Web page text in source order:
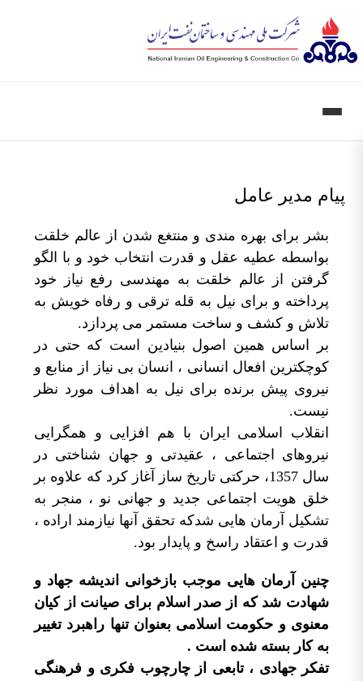
مدیر عامل
بشر برای بهره مندی و منتغع شدن از عالم خلقت
بواسطه عطیه عقل و قدرت انتخاب خود و با الگو
گرفتن از عالم خلقت به مهندسی رفع نیاز خود
پرداخته و برای نیل به قله ترقی و رفاه خویش به
تلاش و کشف و ساخت مستمر می پردازد.
بر اساس همین اصول بنیادین است که حتی در
کوچکترین افعال انسانی ، انسان بی نیاز از منابع و
نیروی پیش برنده برای نیل به اهداف مورد نظر
نیست.
انقلاب اسلامی ایران با هم افزایی و همگرایی
نیروهای اجتماعی ، عقیدتی و جهان شناختی در
سال 1357، حرکتی تاریخ ساز آغاز کرد که علاوه بر
خلق هویت اجتماعی جدید و جهانی نو ، منجر به
تشکیل آرمان هایی شدکه تحقق آنها نیازمند اراده ،
قدرت و اعتقاد راسخ و پایدار بود.
چنین آرمان هایی موجب بازخوانی اندیشه جهاد و
شهادت شد که از صدر اسلام برای صیانت از کیان
معنوی و حکومت اسلامی بعنوان تنها راهبرد تغییر
به کار بسته شده است .
تفکر جهادی ، تابعی از چارچوب فکری و فرهنگی